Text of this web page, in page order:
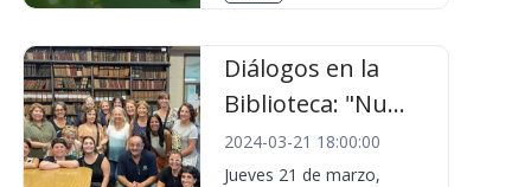
Diálogos en la
Biblioteca: "Nu...
2024-03-21 18:00:00
Jueves 21 de marzo,